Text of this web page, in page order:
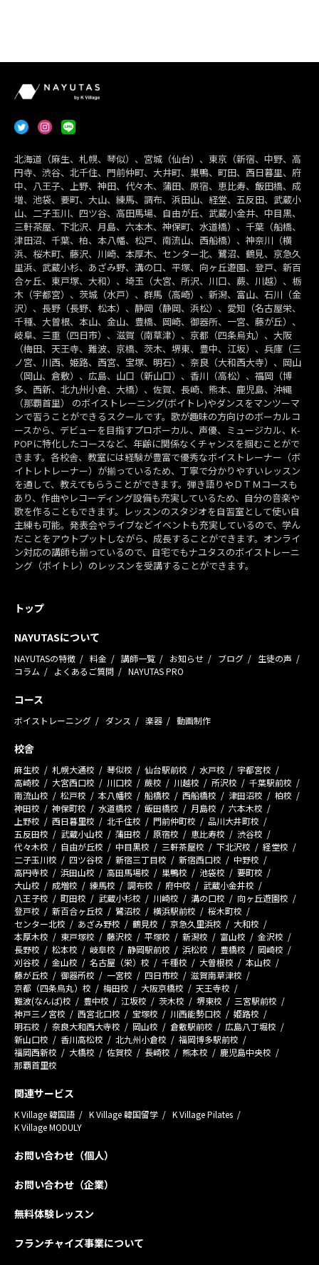
北海道（麻生、札幌、琴似）、宮城（仙台）、東京（新宿、中野、高
円寺、渋谷、北千住、門前仲町、大井町、巣鴨、町田、西日暮里、府
中、八王子、上野、神田、代々木、蒲田、原宿、恵比寿、飯田橋、成
増、池袋、要町、大山、練馬、調布、浜田山、経堂、五反田、武蔵小
山、二子玉川、四ツ谷、高田馬場、自由が丘、武蔵小金井、中目黒、
三軒茶屋、下北沢、月島、六本木、神保町、水道橋）、千葉（船橋、
津田沼、千葉、柏、本八幡、松戸、南流山、西船橋）、神奈川（横
浜、桜木町、藤沢、川崎、本厚木、センター北、鷺沼、鶴見、京急久
里浜、武蔵小杉、あざみ野、溝の口、平塚、向ヶ丘遊園、登戸、新百
合ヶ丘、東戸塚、大和）、埼玉（大宮、所沢、川口、蕨、川越）、栃
木（宇都宮）、茨城（水戸）、群馬（高崎）、新潟、富山、石川（金
沢）、長野（長野、松本）、静岡（静岡、浜松）、愛知（名古屋栄、
千種、大曽根、本山、金山、豊橋、岡崎、御器所、一宮、藤が丘）、
岐阜、三重（四日市）、滋賀（南草津）、京都（四条烏丸）、大阪
（梅田、天王寺、難波、京橋、茨木、堺東、豊中、江坂）、兵庫（三
ノ宮、川西、姫路、西宮、宝塚、明石）、奈良（大和西大寺）、岡山
（岡山、倉敷）、広島、山口（新山口）、香川（高松）、福岡（博
多、西新、北九州小倉、大橋）、佐賀、長崎、熊本、鹿児島、沖縄
（那覇首里） のボイストレーニング(ボイトレ)やダンスをマンツーマ
ンで習うことができるスクールです。歌が趣味の方向けのボーカルコ
ースから、デビューを目指すプロボーカル、声優、ミュージカル、K-
POPに特化したコースなど、年齢に関係なくチャンスを掴むことがで
きます。各校舎、教室には経験が豊富で優秀なボイストレーナー（ボ
イトレトレーナー）が揃っているため、丁寧で分かりやすいレッスン
を通して、教えてもらうことができます。弾き語りやＤＴＭコースも
あり、作曲やレコーディング設備も充実しているため、自分の音楽や
歌を作ることもできます。レッスンのスタジオを自習室として使い自
主練も可能。発表会やライブなどイベントも充実しているので、学ん
だことをアウトプットしながら、成長することができます。オンライ
ン対応の講師も揃っているので、自宅でもナユタスのボイストレーニ
ング（ボイトレ）のレッスンを受講することができます。
トップ
NAYUTASについて
NAYUTASの特徴 料金 講師一覧 お知らせ ブログ
生徒の声
コラム
よくあるご質問 NAYUTAS PRO
コース
ボイストレーニング ダンス 楽器 動画制作
校舎
麻生校 札幌大通校 琴似校 仙台駅前校 水戸校
宇都宮校
高崎校
大宮西口校 川口校 蕨校 川越校 所沢校
千葉駅前校
南流山校
松戸校 本八幡校 船橋校 西船橋校 津田沼校
柏校
神田校
神保町校 水道橋校 飯田橋校 月島校
六本木校
上野校
西日暮里校 北千住校 門前仲町校
品川大井町校
五反田校
武蔵小山校 蒲田校 原宿校 恵比寿校
渋谷校
代々木校
自由が丘校 中目黒校 三軒茶屋校 下北沢校
経堂校
二子玉川校
四ツ谷校 新宿三丁目校 新宿西口校
中野校
高円寺校
浜田山校 高田馬場校 巣鴨校 池袋校
要町校
大山校
成増校 練馬校 調布校 府中校
武蔵小金井校
八王子校
町田校 武蔵小杉校 川崎校 溝の口校
向ヶ丘遊園校
登戸校
新百合ヶ丘校 鷺沼校 横浜駅前校
桜木町校
センター北校
あざみ野校 鶴見校 京急久里浜校
大和校
本厚木校
東戸塚校 藤沢校 平塚校 新潟校 富山校
金沢校
長野校
松本校 岐阜校 静岡駅前校 浜松校 豊橋校
岡崎校
刈谷校
金山校 名古屋（栄）校 千種校 大曽根校
本山校
藤が丘校
御器所校 一宮校 四日市校
滋賀南草津校
京都（四条烏丸）校
梅田校 大阪京橋校
天王寺校
難波(なんば)校
豊中校 江坂校 茨木校 堺東校
三宮駅前校
神戸三ノ宮校
西宮北口校 宝塚校 川西能勢口校
姫路校
明石校
奈良大和西大寺校 岡山校 倉敷駅前校
広島八丁堀校
新山口校
香川高松校 北九州小倉校
福岡博多駅前校
福岡西新校
大橋校 佐賀校 長崎校 熊本校
鹿児島中央校
那覇首里校
関連サービス
K Village 韓国語 K Village 韓国留学
K Village Pilates
K Village MODULY
お問い合わせ（個人）
お問い合わせ（企業）
無料体験レッスン
フランチャイズ事業について